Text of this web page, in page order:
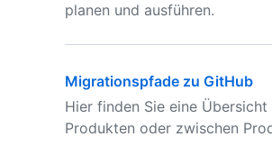
planen und ausführen.
Migrationspfade zu GitHub
Hier finden Sie eine
Produkten oder zwischen